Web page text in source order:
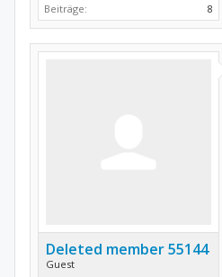
Beiträge:
8
Deleted member 55144
Guest